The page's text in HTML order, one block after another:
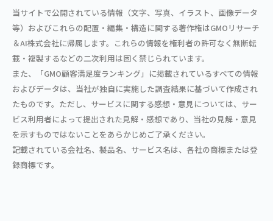
当サイトで公開されている情報（文字、写真、イラスト、画像データ
等）およびこれらの配置・編集・構造に関する著作権はGMOリサーチ
＆AI株式会社に帰属します。これらの情報を権利者の許可なく無断転
載・複製するなどの二次利用は固く禁じられています。
また、「GMO顧客満足度ランキング」に掲載されているすべての情報
およびデータは、当社が独自に実施した調査結果に基づいて作成され
たものです。ただし、サービスに関する感想・意見については、サー
ビス利用者によって提出された見解・感想であり、当社の見解・意見
を示すものではないことをあらかじめご了承ください。
記載されている会社名、製品名、サービス名は、各社の商標または登
録商標です。